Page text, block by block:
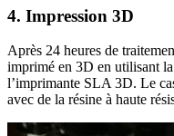
4. Impression 3D
Après 24 heures de
imprimé en 3D en utilisant
l’imprimante SLA 3D. Le
avec de la résine à haute